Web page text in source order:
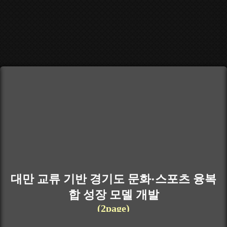
대만 교류 기반 경기도 문화·스포츠 융복
합 성장 모델 개발
(2page)